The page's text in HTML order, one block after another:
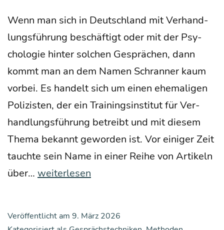
Wenn man sich in Deutsch­land mit Ver­hand­
lungs­füh­rung beschäf­tigt oder mit der Psy­
cho­lo­gie hin­ter sol­chen Gesprä­chen, dann
kommt man an dem Namen Schran­ner kaum
vor­bei. Es han­delt sich um einen ehe­ma­li­gen
Poli­zis­ten, der ein Trai­nings­in­sti­tut für Ver­
hand­lungs­füh­rung betreibt und mit die­sem
The­ma bekannt gewor­den ist. Vor eini­ger Zeit
tauch­te sein Name in einer Rei­he von Arti­keln
über… Ver­
op­
weiterlesen
Veröffentlicht am 9. März 2026